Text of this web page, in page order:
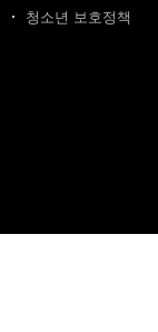
청소년 보호정책